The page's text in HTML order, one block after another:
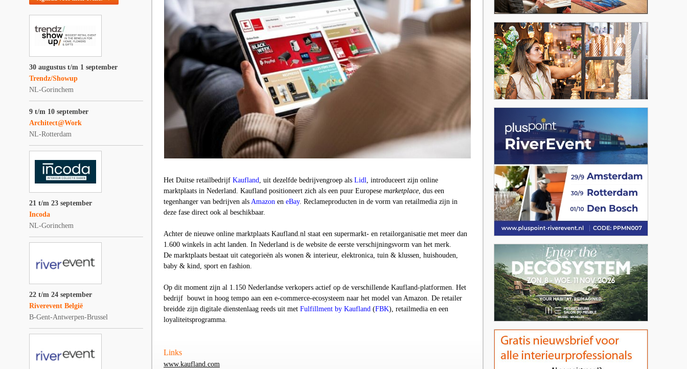
30 augustus t/m 1 september
Trendz/Showup
NL-Gorinchem
9 t/m 10 september
Architect@Work
NL-Rotterdam
21 t/m 23 september
Incoda
NL-Gorinchem
22 t/m 24 september
Riverevent België
B-Gent-Antwerpen-Brussel
Het Duitse retailbedrijf Kaufland, uit dezelfde bedrijvengroep als Lidl, introduceert zijn online
marktplaats in Nederland. Kaufland positioneert zich als een puur Europese marketplace, dus een
tegenhanger van bedrijven als Amazon en eBay. Reclameproducten in de vorm van retailmedia zijn in
deze fase direct ook al beschikbaar.
Achter de nieuwe online marktplaats Kaufland.nl staat een supermarkt- en retailorganisatie met meer dan
1.600 winkels in acht landen. In Nederland is de website de eerste verschijningsvorm van het merk.
De marktplaats bestaat uit categorieën als wonen & interieur, elektronica, tuin & klussen, huishouden,
baby & kind, sport en fashion.
Op dit moment zijn al 1.150 Nederlandse verkopers actief op de verschillende Kaufland-platformen. Het
bedrijf bouwt in hoog tempo aan een e-commerce-ecosysteem naar het model van Amazon. De retailer
breidde zijn digitale dienstenlaag reeds uit met Fulfillment by Kaufland (FBK), retailmedia en een
loyaliteitsprogramma.
Links
www.kaufland.com